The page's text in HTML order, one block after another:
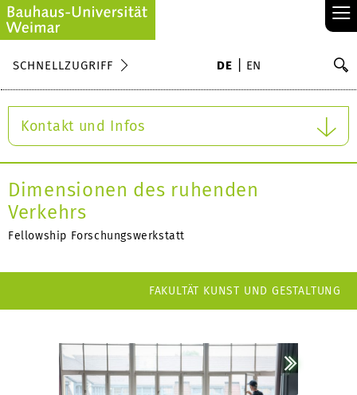
≡
SCHNELLZUGRIFF DE EN
Kontakt und Infos
Dimensionen des ruhenden
Verkehrs
Fellowship Forschungswerkstatt
FAKULTÄT KUNST UND GESTALTUNG